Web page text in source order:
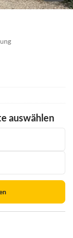
auswählen